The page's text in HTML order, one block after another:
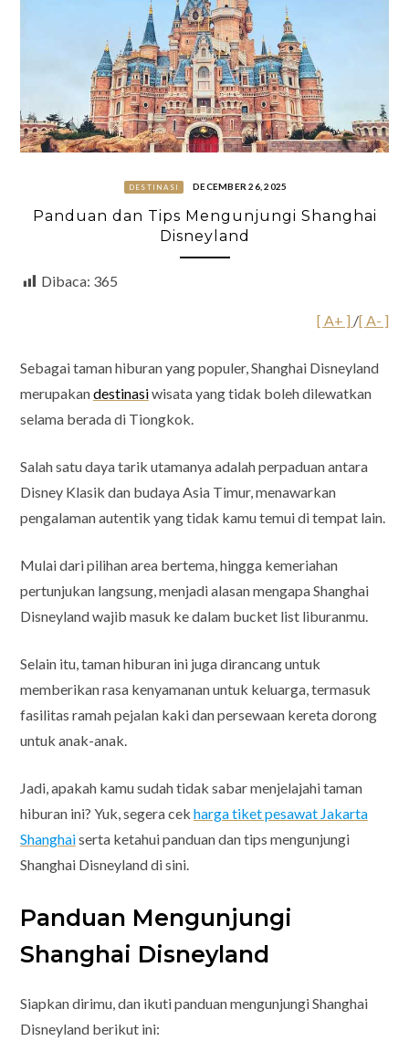
DESTINASI DECEMBER 26, 2025
Panduan dan Tips Mengunjungi Shanghai
Disneyland
Dibaca: 365
[ A+ ] /[ A- ]
Sebagai taman hiburan yang populer, Shanghai Disneyland
merupakandestinasiwisata yang tidak boleh dilewatkan
selama berada di Tiongkok.
Salah satu daya tarik utamanya adalah perpaduan antara
Disney Klasik dan budaya Asia Timur, menawarkan
pengalaman autentik yang tidak kamu temui di tempat lain.
Mulai dari pilihan area bertema, hingga kemeriahan
pertunjukan langsung, menjadi alasan mengapa Shanghai
Disneyland wajib masuk ke dalam bucket list liburanmu.
Selain itu, taman hiburan ini juga dirancang untuk
memberikan rasa kenyamanan untuk keluarga, termasuk
fasilitas ramah pejalan kaki dan persewaan kereta dorong
untuk anak-anak.
Jadi, apakah kamu sudah tidak sabar menjelajahi taman
hiburan ini? Yuk, segera cek harga tiket pesawat Jakarta
Shanghaiserta ketahui panduan dan tips mengunjungi
Shanghai Disneyland di sini.
Panduan Mengunjungi
Shanghai Disneyland
Siapkan dirimu, dan ikuti panduan mengunjungi Shanghai
Disneyland berikut ini: